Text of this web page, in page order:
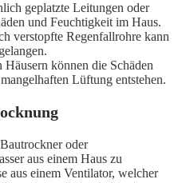
geplatzte Leitungen oder
und Feuchtigkeit im Haus.
verstopfte Regenfallrohre kann
können die Schäden
Lüftung entstehen.
oder
aus einem Haus zu
aus einem Ventilator, welcher